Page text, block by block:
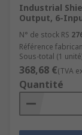
Industrial
Output, 6-
N° de stock RS
Référence
Sous-total (1
368,68 €(TVA
Quantité